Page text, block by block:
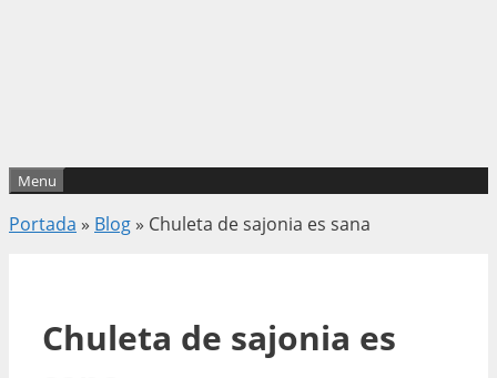
Menu
Portada » Blog » Chuleta de sajonia es sana
Chuleta de sajonia es